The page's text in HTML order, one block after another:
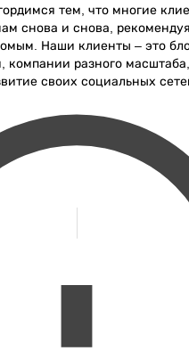
тем, что многие
снова и снова,
Наши клиенты – это
компании разного
своих социальных